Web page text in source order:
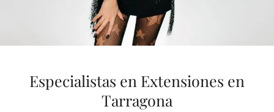
Especialistas en Extensiones en
Tarragona